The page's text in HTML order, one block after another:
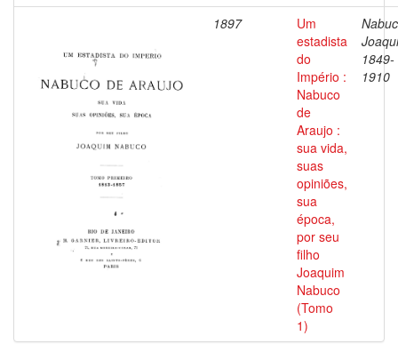
1897
Um
estadista
do
Império :
Nabuco
de
Araujo :
sua vida,
suas
opiniões,
sua
época,
por seu
filho
Joaquim
Nabuco
(Tomo
1)
1849-
1910